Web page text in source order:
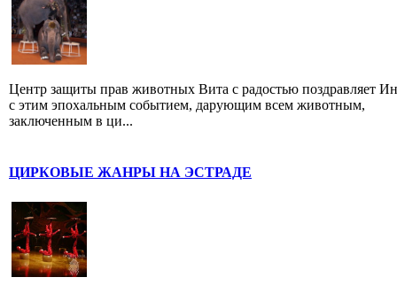
Центр защиты прав животных Вита с радостью поздравляет
с этим эпохальным событием, дарующим всем животным,
заключенным в ци...
ЦИРКОВЫЕ ЖАНРЫ НА ЭСТРАДЕ